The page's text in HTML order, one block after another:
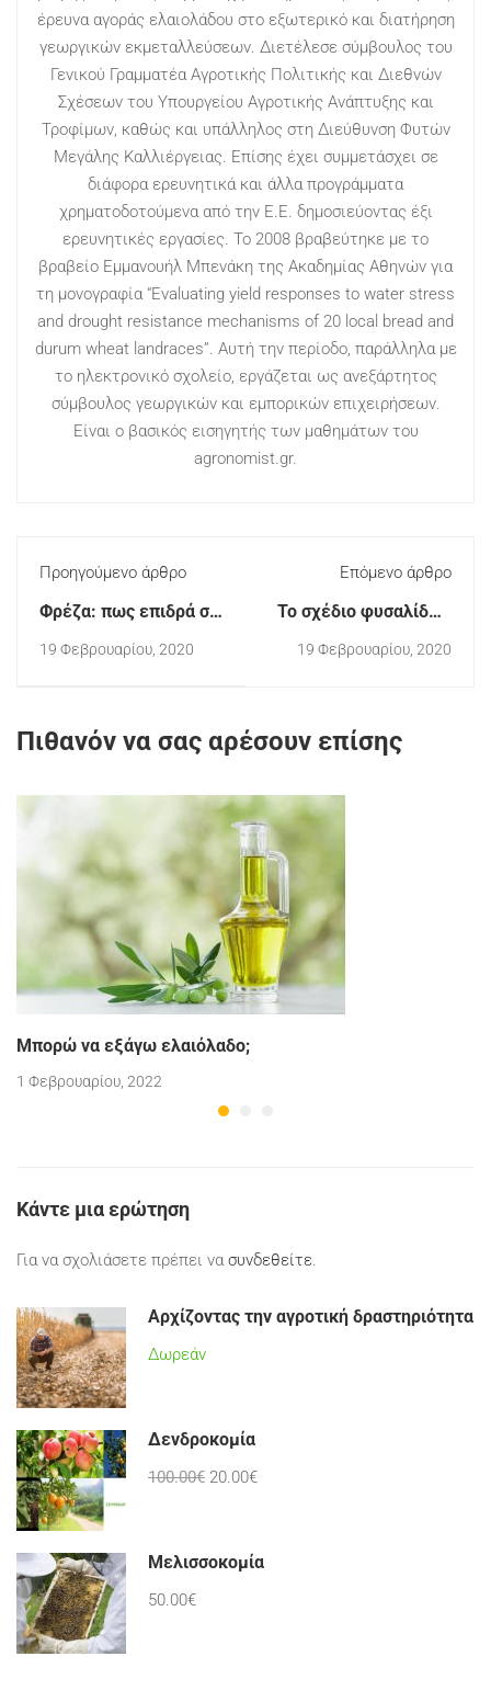
έρευνα αγοράς ελαιολάδου στο εξωτερικό και διατήρηση
γεωργικών εκμεταλλεύσεων. Διετέλεσε σύμβουλος του
Γενικού Γραμματέα Αγροτικής Πολιτικής και Διεθνών
Σχέσεων του Υπουργείου Αγροτικής Ανάπτυξης και
Τροφίμων, καθώς και υπάλληλος στη Διεύθυνση Φυτών
Μεγάλης Καλλιέργειας. Επίσης έχει συμμετάσχει σε
διάφορα ερευνητικά και άλλα προγράμματα
χρηματοδοτούμενα από την Ε.Ε. δημοσιεύοντας έξι
ερευνητικές εργασίες. Το 2008 βραβεύτηκε με το
βραβείο Εμμανουήλ Μπενάκη της Ακαδημίας Αθηνών για
τη μονογραφία “Evaluating yield responses to water stress
and drought resistance mechanisms of 20 local bread and
durum wheat landraces”. Αυτή την περίοδο, παράλληλα με
το ηλεκτρονικό σχολείο, εργάζεται ως ανεξάρτητος
σύμβουλος γεωργικών και εμπορικών επιχειρήσεων.
Είναι ο βασικός εισηγητής των μαθημάτων του
agronomist.gr.
Προηγούμενο άρθρο
Φρέζα: πως επιδρά σε
ξηρικούς ελαιώνες;
19 Φεβρουαρίου, 2020
Επόμενο άρθρο
Το σχέδιο φυσαλίδων
στην αρχιτεκτονική
19 Φεβρουαρίου, 2020
Πιθανόν να σας αρέσουν επίσης
Μπορώ να εξάγω ελαιόλαδο;
1 Φεβρουαρίου, 2022
Κάντε μια ερώτηση
Για να σχολιάσετε πρέπει να συνδεθείτε
Αρχίζοντας την αγροτική δραστηριότητα
Δωρεάν
Δενδροκομία
100.00€ 20.00€
Μελισσοκομία
50.00€